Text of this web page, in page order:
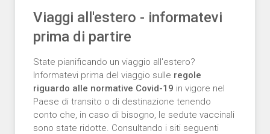
Viaggi all'estero - informatevi
prima di partire
State pianificando un viaggio all'estero?
Informatevi prima del viaggio sulle regole
riguardo alle normative Covid-19 in vigore nel
Paese di transito o di destinazione tenendo
conto che, in caso di bisogno, le sedute vaccinali
sono state ridotte. Consultando i siti seguenti